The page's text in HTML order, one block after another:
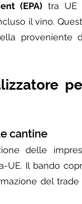
(EPA) tra UE
il vino.
proveniente
cantine
delle
UE. Il bando
del trade